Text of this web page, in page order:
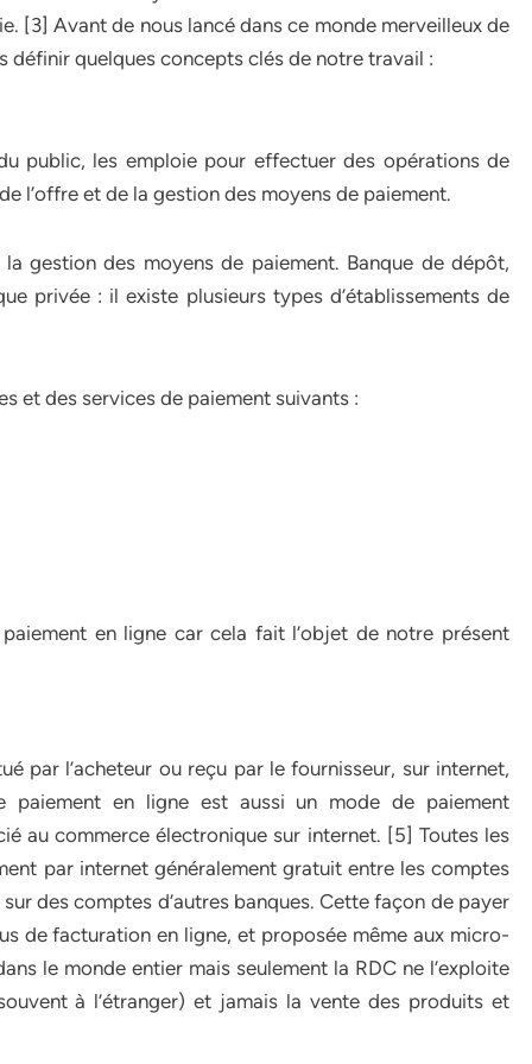
[3] Avant de nous lancé dans ce monde merveilleux de
définir quelques concepts clés de notre travail :
public, les emploie pour effectuer des opérations de
l’offre et de la gestion des moyens de paiement.
gestion des moyens de paiement. Banque de dépôt,
privée : il existe plusieurs types d’établissements de
et des services de paiement suivants :
en ligne car cela fait l’objet de notre présent
par l’acheteur ou reçu par le fournisseur, sur internet,
paiement en ligne est aussi un mode de paiement
au commerce électronique sur internet. [5] Toutes les
par internet généralement gratuit entre les comptes
des comptes d’autres banques. Cette façon de payer
de facturation en ligne, et proposée même aux micro-
le monde entier mais seulement la RDC ne l’exploite
à l’étranger) et jamais la vente des produits et